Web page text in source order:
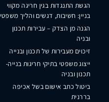
הגשת התנגדות בגין חריגה מקווי
בניין: חשיבות, דגשים והליך משפטי
הגנה מן הצדק – עבירות תכנון
ובניה
זיכוים מעבירות של תכנון ובנייה
ייצוג משפטי בתיקי חריגות בנייה-
תכנון ובניה
ביטול כתב אישום בשל אכיפה
בררנית